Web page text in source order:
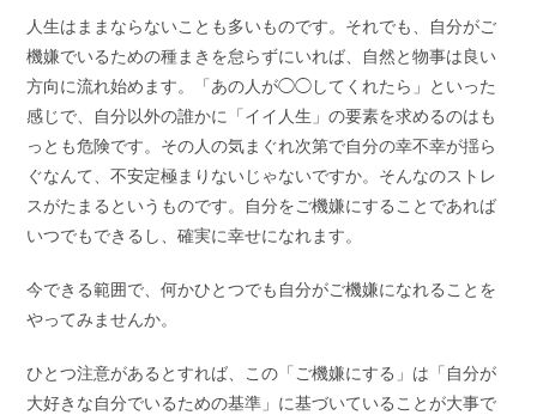
人生はままならないことも多いものです。それでも、自分がご
機嫌でいるための種まきを怠らずにいれば、自然と物事は良い
方向に流れ始めます。「あの人が◯◯してくれたら」といった
感じで、自分以外の誰かに「イイ人生」の要素を求めるのはも
っとも危険です。その人の気まぐれ次第で自分の幸不幸が揺ら
ぐなんて、不安定極まりないじゃないですか。そんなのストレ
スがたまるというものです。自分をご機嫌にすることであれば
いつでもできるし、確実に幸せになれます。
今できる範囲で、何かひとつでも自分がご機嫌になれることを
やってみませんか。
ひとつ注意があるとすれば、この「ご機嫌にする」は「自分が
大好きな自分でいるための基準」に基づいていることが大事で